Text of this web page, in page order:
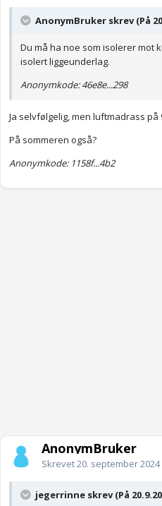
AnonymBruker skrev (På
Du må ha noe som isolerer mot
isolert liggeunderlag.
Anonymkode: 46e8e...298
Ja selvfølgelig, men luftmadrass på
På sommeren også?
Anonymkode: 1158f...4b2
AnonymBruker
Skrevet20. september 2024
jegerrinne skrev (På